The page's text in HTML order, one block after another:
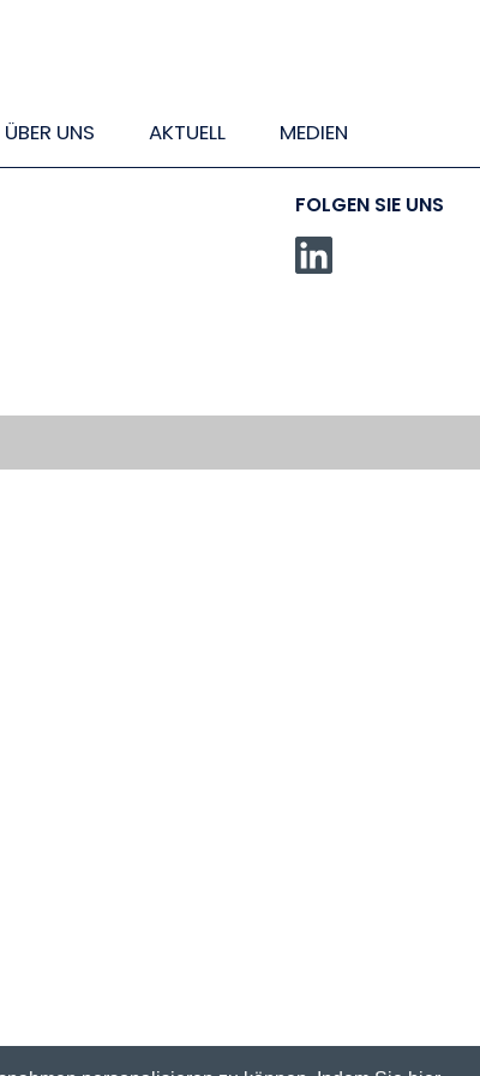
ÜBER UNS AKTUELL MEDIEN
FOLGEN SIE UNS